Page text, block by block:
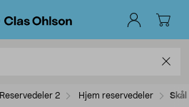
Reservedeler 2 Hjem reservedeler